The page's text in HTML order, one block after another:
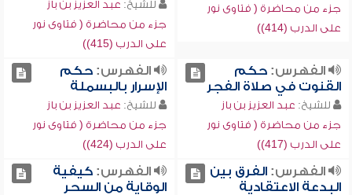
جزء من محاضرة ( فتاوى نور
على الدرب (414))
للشيخ: عبد العزيز بن باز
جزء من محاضرة ( فتاوى نور
على الدرب (415))
الفهرس:حكم
القنوت في صلاة الفجر
للشيخ: عبد العزيز بن باز
جزء من محاضرة ( فتاوى نور
على الدرب (417))
الفهرس:حكم
الإسرار بالبسملة
للشيخ: عبد العزيز بن باز
جزء من محاضرة ( فتاوى نور
على الدرب (424))
الفهرس:الفرق بين
البدعة الاعتقادية
الفهرس:كيفية
الوقاية من السحر